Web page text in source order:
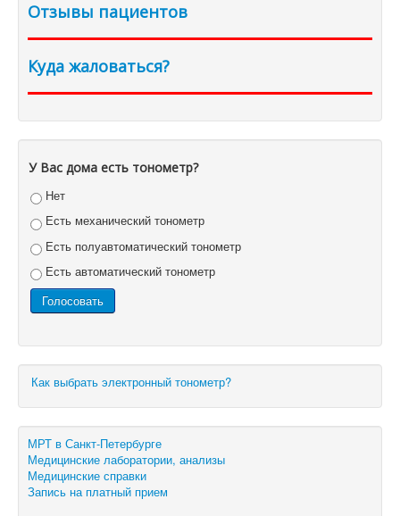
Отзывы пациентов
Куда жаловаться?
У Вас дома есть тонометр?
Нет
Есть механический тонометр
Есть полуавтоматический тонометр
Есть автоматический тонометр
Как выбрать электронный тонометр?
МРТ в Санкт-Петербурге
Медицинские лаборатории, анализы
Медицинские справки
Запись на платный прием